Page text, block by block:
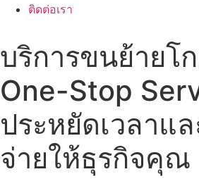
ติดต่อเรา
บริการขนย้ายโ
One-Stop
ประหยัดเวลาแ
จ่ายให้ธุรกิจคุณ